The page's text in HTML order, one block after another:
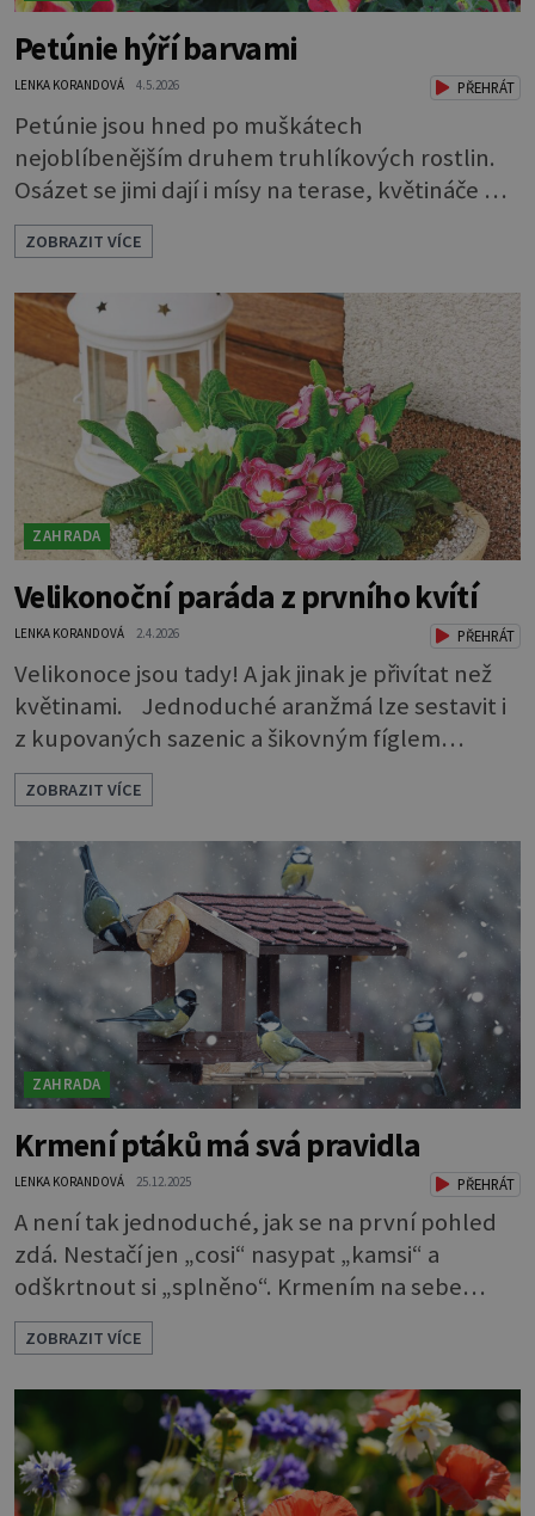
Petúnie hýří barvami
LENKA KORANDOVÁ 4.5.2026 PŘEHRÁT
Petúnie jsou hned po muškátech
nejoblíbenějším druhem truhlíkových rostlin.
Osázet se jimi dají i mísy na terase, květináče na
balkoně, a dokonce i záhony. Každoročně se
rozsáhlá nabídka petúnií a jejich nejbližších
příbuzných surfinií rozrůstá o nové a nové
druhy a kultivary. Ty se vzhledem buď prolínají
a zdánlivě splývají, nebo se naopak výrazně liší
ZOBRAZIT VÍCE
ZAHRADA
Velikonoční paráda z prvního kvítí
LENKA KORANDOVÁ 2.4.2026 PŘEHRÁT
Velikonoce jsou tady! A jak jinak je přivítat než
květinami. Jednoduché aranžmá lze sestavit i
z kupovaných sazenic a šikovným fíglem
docílíte toho, aby výsledek působil jako dílo
profesionála. Rostliny vyndejte z pěstebních
květináčků a zasaďte je. Povrch zeminy pod listy
pokryjte mechem. Podél okraje pak pomocí
lžíce nasypejte dekorativní štěrk.Díky úpravě
povrchu je z obyčejn
ZOBRAZIT VÍCE
ZAHRADA
Krmení ptáků má svá pravidla
LENKA KORANDOVÁ 25.12.2025 PŘEHRÁT
A není tak jednoduché, jak se na první pohled
zdá. Nestačí jen „cosi“ nasypat „kamsi“ a
odškrtnout si „splněno“. Krmením na sebe
berete mnohem větší závazek a zodpovědnost.
Máte v plánu sypat v zimě zpěvavým
opeřencům nějaké dobroty? Pak byste měli
vědět pár pravidel, která je při tom nutno
dodržovat. Jinak můžete ptákům víc uškodit
než pomoci. Ornitologové varují, že špatné
ZOBRAZIT VÍCE